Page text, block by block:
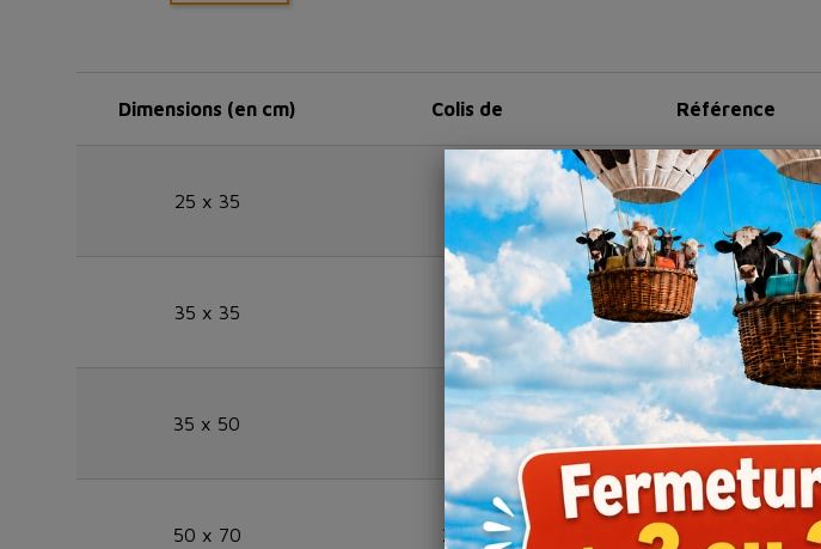
Dimensions (en cm) Colis de Référence
25 x 35 10 kg THE01
35 x 35 10 kg THE03
35 x 50 10 kg THE02
50 x 70 20 kg